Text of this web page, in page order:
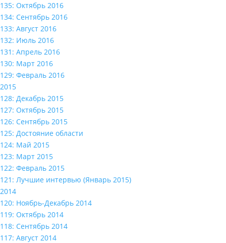
135: Октябрь 2016
134: Сентябрь 2016
133: Август 2016
132: Июль 2016
131: Апрель 2016
130: Март 2016
129: Февраль 2016
2015
128: Декабрь 2015
127: Октябрь 2015
126: Сентябрь 2015
125: Достояние области
124: Май 2015
123: Март 2015
122: Февраль 2015
121: Лучшие интервью (Январь 2015)
2014
120: Ноябрь-Декабрь 2014
119: Октябрь 2014
118: Сентябрь 2014
117: Август 2014